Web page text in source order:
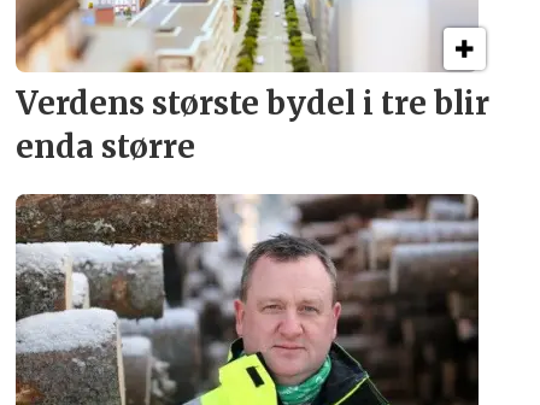
Verdens største bydel i tre blir
enda større